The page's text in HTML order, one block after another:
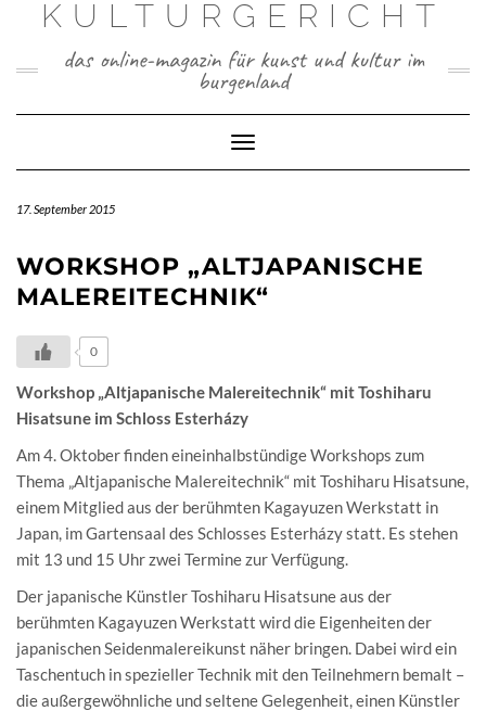
KULTURGERICHT
das online-magazin für kunst und kultur im
burgenland
Toggle
Navigation
17. September 2015
WORKSHOP „ALTJAPANISCHE
MALEREITECHNIK“
0
Workshop „Altjapanische Malereitechnik“ mit Toshiharu
Hisatsune im Schloss Esterházy
Am 4. Oktober finden eineinhalbstündige Workshops zum
Thema „Altjapanische Malereitechnik“ mit Toshiharu Hisatsune,
einem Mitglied aus der berühmten Kagayuzen Werkstatt in
Japan, im Gartensaal des Schlosses Esterházy statt. Es stehen
mit 13 und 15 Uhr zwei Termine zur Verfügung.
Der japanische Künstler Toshiharu Hisatsune aus der
berühmten Kagayuzen Werkstatt wird die Eigenheiten der
japanischen Seidenmalereikunst näher bringen. Dabei wird ein
Taschentuch in spezieller Technik mit den Teilnehmern bemalt –
die außergewöhnliche und seltene Gelegenheit, einen Künstler